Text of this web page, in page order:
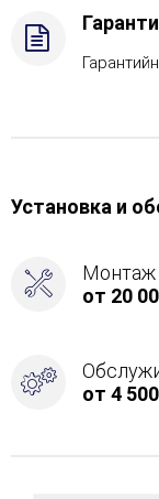
Дрова
Стандартная
-
Установка и
Монтаж
от 20
от 4